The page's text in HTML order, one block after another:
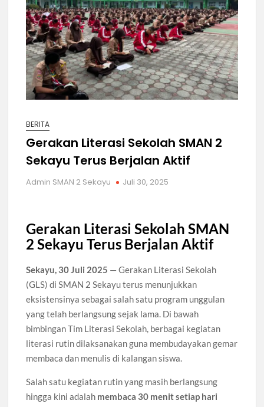
BERITA
Gerakan Literasi Sekolah SMAN 2
Sekayu Terus Berjalan Aktif
Admin SMAN 2 Sekayu Juli 30, 2025
Gerakan Literasi Sekolah SMAN
2 Sekayu Terus Berjalan Aktif
Sekayu, 30 Juli 2025 — Gerakan Literasi Sekolah
(GLS) di SMAN 2 Sekayu terus menunjukkan
eksistensinya sebagai salah satu program unggulan
yang telah berlangsung sejak lama. Di bawah
bimbingan Tim Literasi Sekolah, berbagai kegiatan
literasi rutin dilaksanakan guna membudayakan gemar
membaca dan menulis di kalangan siswa.
Salah satu kegiatan rutin yang masih berlangsung
hingga kini adalah membaca 30 menit setiap hari